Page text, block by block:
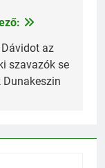
az
szavazók se
Dunakeszin